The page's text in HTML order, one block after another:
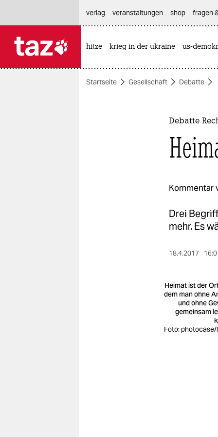
themen
verlag
veranstaltungen shop fragen
hitze krieg in der ukraine us-
Startseite Gesellschaft Debatte
Debatte
Kommentar
Drei
mehr. Es
18.4.2017
Heimat ist der
dem man ohne
und ohne
gemeinsam
Foto: